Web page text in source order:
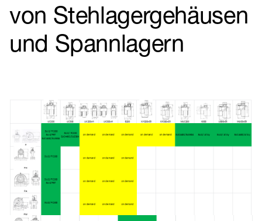
von Stehlagergehäusen
und Spannlagern